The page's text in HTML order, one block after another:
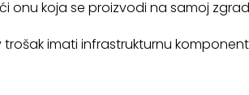
koja se proizvodi na samoj
imati infrastrukturnu